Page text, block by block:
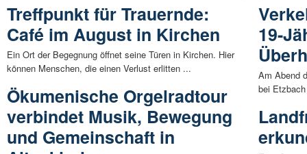
Treffpunkt für Trauernde:
Café im August in Kirchen
Ein Ort der Begegnung öffnet seine Türen in Kirchen. Hier
können Menschen, die einen Verlust erlitten ...
Ökumenische Orgelradtour
verbindet Musik, Bewegung
und Gemeinschaft in
19-
Am Abend
bei